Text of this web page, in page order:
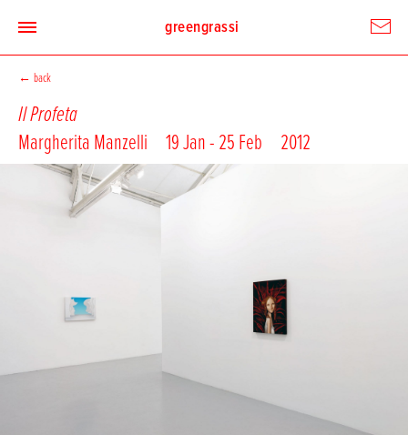
greengrassi
← back
Il Profeta
Margherita Manzelli 19 Jan - 25 Feb 2012